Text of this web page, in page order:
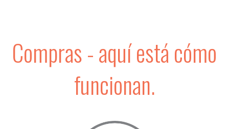
Compras - aquí está cómo
funcionan.